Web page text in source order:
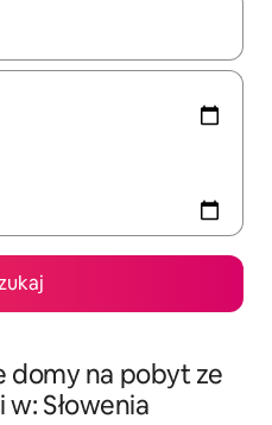
poruszać się po nich za
domy na pobyt ze
Słowenia